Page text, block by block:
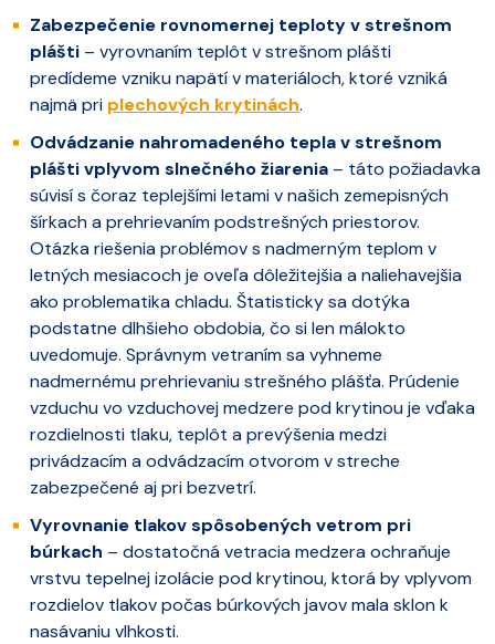
Zabezpečenie rovnomernej teploty v strešnom
plášti – vyrovnaním teplôt v strešnom plášti
predídeme vzniku napätí v materiáloch, ktoré vzniká
najmä pri plechových krytinách.
Odvádzanie nahromadeného tepla v strešnom
plášti vplyvom slnečného žiarenia – táto požiadavka
súvisí s čoraz teplejšími letami v našich zemepisných
šírkach a prehrievaním podstrešných priestorov.
Otázka riešenia problémov s nadmerným teplom v
letných mesiacoch je oveľa dôležitejšia a naliehavejšia
ako problematika chladu. Štatisticky sa dotýka
podstatne dlhšieho obdobia, čo si len málokto
uvedomuje. Správnym vetraním sa vyhneme
nadmernému prehrievaniu strešného plášťa. Prúdenie
vzduchu vo vzduchovej medzere pod krytinou je vďaka
rozdielnosti tlaku, teplôt a prevýšenia medzi
privádzacím a odvádzacím otvorom v streche
zabezpečené aj pri bezvetrí.
Vyrovnanie tlakov spôsobených vetrom pri
búrkach – dostatočná vetracia medzera ochraňuje
vrstvu tepelnej izolácie pod krytinou, ktorá by vplyvom
rozdielov tlakov počas búrkových javov mala sklon k
nasávaniu vlhkosti.